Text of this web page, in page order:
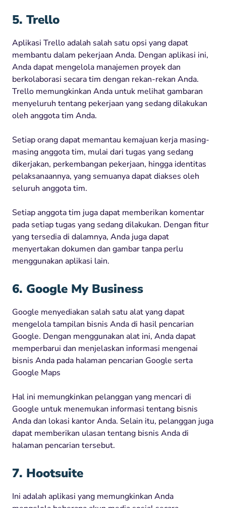
5. Trello
Aplikasi Trello adalah salah satu opsi yang dapat
membantu dalam pekerjaan Anda. Dengan aplikasi ini,
Anda dapat mengelola manajemen proyek dan
berkolaborasi secara tim dengan rekan-rekan Anda.
Trello memungkinkan Anda untuk melihat gambaran
menyeluruh tentang pekerjaan yang sedang dilakukan
oleh anggota tim Anda.
Setiap orang dapat memantau kemajuan kerja masing-
masing anggota tim, mulai dari tugas yang sedang
dikerjakan, perkembangan pekerjaan, hingga identitas
pelaksanaannya, yang semuanya dapat diakses oleh
seluruh anggota tim.
Setiap anggota tim juga dapat memberikan komentar
pada setiap tugas yang sedang dilakukan. Dengan fitur
yang tersedia di dalamnya, Anda juga dapat
menyertakan dokumen dan gambar tanpa perlu
menggunakan aplikasi lain.
6. Google My Business
Google menyediakan salah satu alat yang dapat
mengelola tampilan bisnis Anda di hasil pencarian
Google. Dengan menggunakan alat ini, Anda dapat
memperbarui dan menjelaskan informasi mengenai
bisnis Anda pada halaman pencarian Google serta
Google Maps
Hal ini memungkinkan pelanggan yang mencari di
Google untuk menemukan informasi tentang bisnis
Anda dan lokasi kantor Anda. Selain itu, pelanggan juga
dapat memberikan ulasan tentang bisnis Anda di
halaman pencarian tersebut.
7. Hootsuite
Ini adalah aplikasi yang memungkinkan Anda